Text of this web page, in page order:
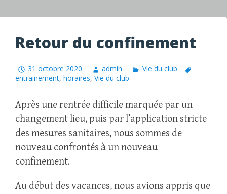
Retour du confinement
31 octobre 2020 admin
Vie du club
entrainement, horaires, Vie du club
Après une rentrée difficile marquée par un
changement lieu, puis par l’application stricte
des mesures sanitaires, nous sommes de
nouveau confrontés à un nouveau
confinement.
Au début des vacances, nous avions appris que